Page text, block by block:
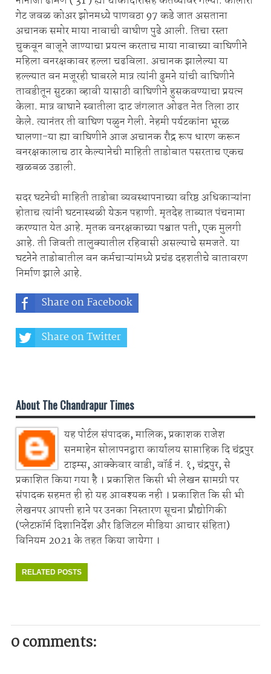
गेट जवळ कोअर झोनमध्ये पाणवठा 97 कडे जात असताना
अचानक समोर माया नावाची वाघीण पुढे आली. तिचा रस्ता
चुकवून बाजूने जाण्याचा प्रयत्न करताच माया नावाच्या वाघिणीने
महिला वनरक्षकावर हल्ला चढविला. अचानक झालेल्या या
हल्ल्यात वन मजूरही घाबरले मात्र त्यांनी ढुमने यांची वाघिणीने
तावडीतून सुटका व्हावी यासाठी वाघिणीने हुसकवण्याचा प्रयत्न
केला. मात्र वाघाने स्वातीला दाट जंगलात ओढत नेत तिला ठार
केले. त्यानंतर ती वाघिण पळुन गेली. नेहमी पर्यटकांना भूरळ
घालणा-या ह्या वाघिणीने आज अचानक रौद्र रूप धारण करून
वनरक्षकालाच ठार केल्यानेची माहिती ताडोबात पसरताच एकच
खळबळ उडाली.
सदर घटनेची माहिती ताडोबा व्यवस्थापनाच्या वरिष्ठ अधिकाऱ्यांना
होताच त्यांनी घटनास्थळी येऊन पहाणी. मृतदेह ताब्यात पंचनामा
करण्यात येत आहे. मृतक वनरक्षकाच्या पश्चात पती, एक मुलगी
आहे. ती जिवती तालुक्यातील रहिवासी असल्याचे समजते. या
घटनेने ताडोबातील वन कर्मचाऱ्यांमध्ये प्रचंड दहशतीचे वातावरण
निर्माण झाले आहे.
Share on Facebook
Share on Twitter
About The Chandrapur Times
यह पोर्टल संपादक, मालिक, प्रकाशक राजेश
सनमाहेन सोलापनद्वारा कार्यालय साप्ताहिक दि चंद्रपुर
टाइम्स, आक्केवार वाडी, वॉर्ड नं. १, चंद्रपुर, से
प्रकाशित किया गया है । प्रकाशित किसी भी लेखन सामग्री पर
संपादक सहमत ही हो यह आवश्यक नही । प्रकाशित कि सी भी
लेखनपर आपत्ती हाने पर उनका निस्तारण सूचना प्रौद्योगिकी
(प्लेटफ़ॉर्म दिशानिर्देश और डिजिटल मीडिया आचार संहिता)
विनियम 2021 के तहत किया जायेगा ।
RELATED POSTS
0 comments: